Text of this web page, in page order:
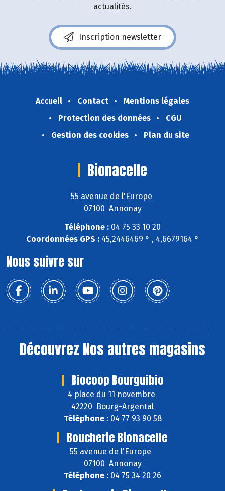
actualités.
Inscription newsletter
Accueil Contact
Mentions légales
Protection des données
CGU
Gestion des cookies
Plan du site
Bionacelle
55 avenue de l'Europe
07100 Annonay
Téléphone : 04 75 33 10 20
Coordonnées GPS : 45,2446469 ° , 4,6679164 °
Nous suivre sur
Découvrez Nos autres magasins
Biocoop Bourguibio
4 place du 11 novembre
42220 Bourg-Argental
Téléphone :04 77 93 90 58
Boucherie Bionacelle
55 avenue de l'Europe
07100 Annonay
Téléphone : 04 75 34 20 26